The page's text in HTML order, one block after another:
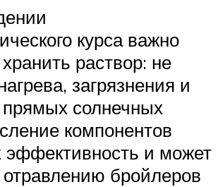
курса важно
раствор: не
загрязнения и
солнечных
компонентов
эффективность и может
отравлению бройлеров